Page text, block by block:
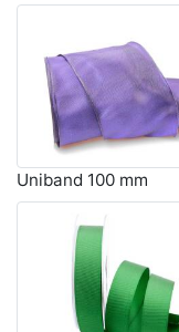
Uniband 100 mm